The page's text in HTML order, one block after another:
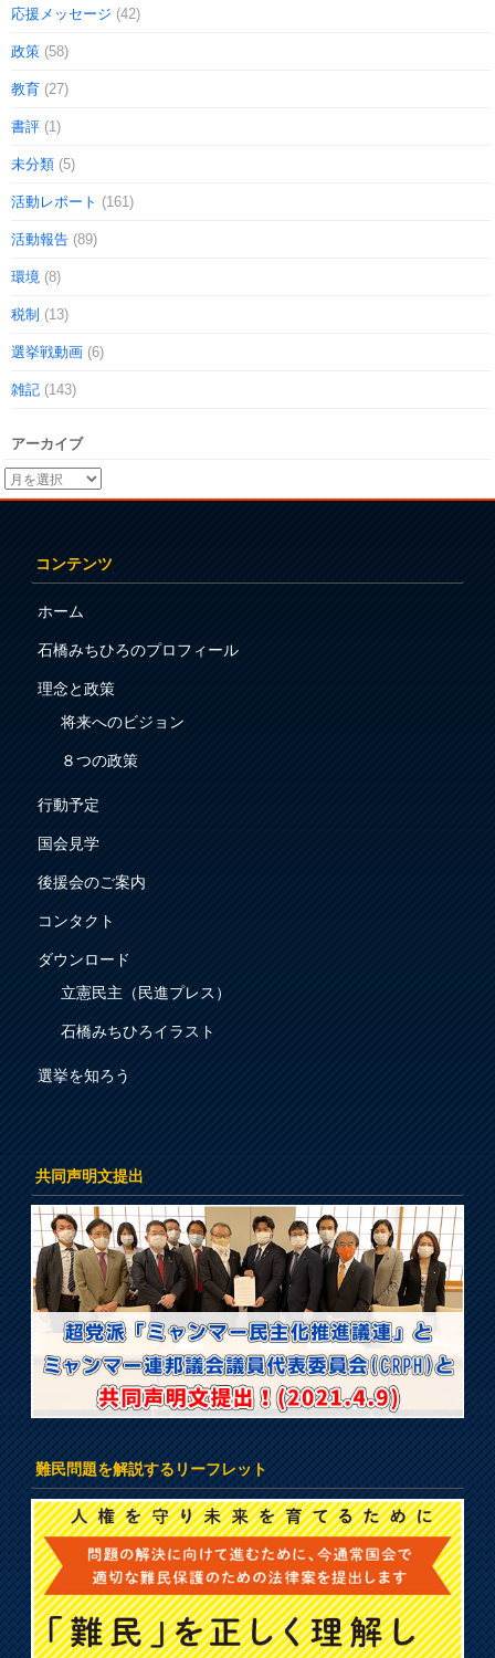
応援メッセージ (42)
政策 (58)
教育 (27)
書評 (1)
未分類 (5)
活動レポート (161)
活動報告 (89)
環境 (8)
税制 (13)
選挙戦動画 (6)
雑記 (143)
アーカイブ
コンテンツ
ホーム
石橋みちひろのプロフィール
理念と政策
将来へのビジョン
８つの政策
行動予定
国会見学
後援会のご案内
コンタクト
ダウンロード
立憲民主（民進プレス）
石橋みちひろイラスト
選挙を知ろう
共同声明文提出
難民問題を解説するリーフレット